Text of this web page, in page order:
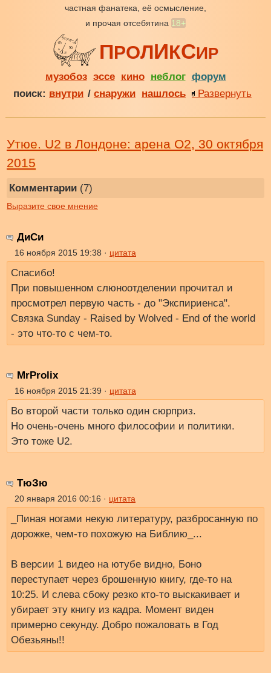
частная фанатека, её осмысление,
и прочая отсебятина 18+
ПРОЛИКСИР
музобоз эссе кино неблог форум
поиск: внутри / снаружи нашлось Развернуть
Утюе. U2 в Лондоне: арена O2, 30 октября
2015
Комментарии (7)
Выразите свое мнение
ДиСи
16 ноября 2015 19:38 · цитата
Спасибо!
При повышенном слюноотделении прочитал и
просмотрел первую часть - до "Экспириенса".
Связка Sunday - Raised by Wolved - End of the world
- это что-то с чем-то.
MrProlix
16 ноября 2015 21:39 · цитата
Во второй части только один сюрприз.
Но очень-очень много философии и политики.
Это тоже U2.
ТюЗю
20 января 2016 00:16 · цитата
_Пиная ногами некую литературу, разбросанную по
дорожке, чем-то похожую на Библию_...
В версии 1 видео на ютубе видно, Боно
переступает через брошенную книгу, где-то на
10:25. И слева сбоку резко кто-то выскакивает и
убирает эту книгу из кадра. Момент виден
примерно секунду. Добро пожаловать в Год
Обезьяны!!